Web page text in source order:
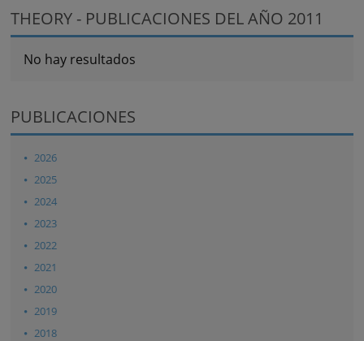
THEORY - PUBLICACIONES DEL AÑO 2011
No hay resultados
PUBLICACIONES
2026
2025
2024
2023
2022
2021
2020
2019
2018